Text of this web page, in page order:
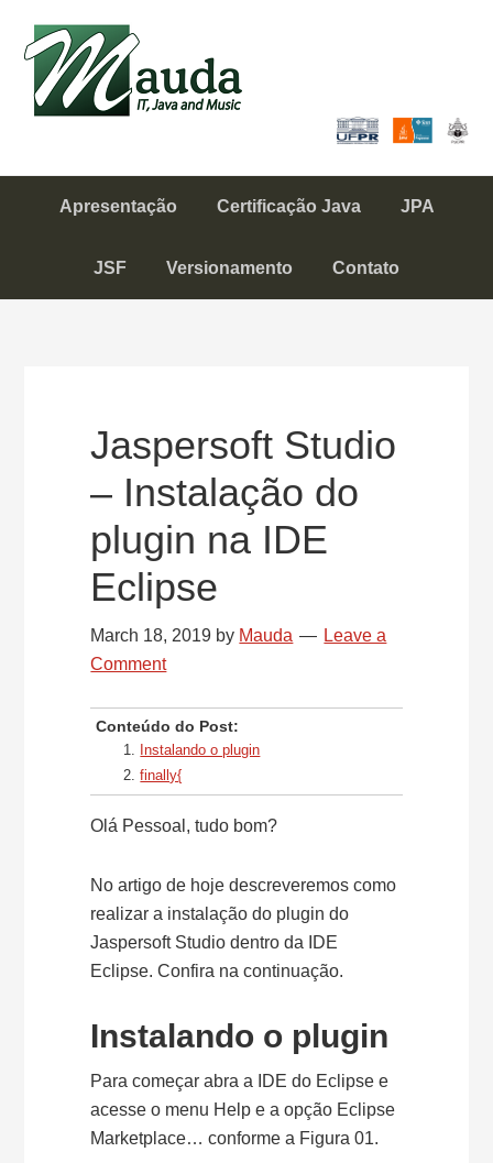
primary
navigation
content
Mauda
IT, Java and Music
Apresentação Certificação Java JPA
JSF Versionamento Contato
Jaspersoft Studio
– Instalação do
plugin na IDE
Eclipse
March 18, 2019 by Mauda
Leave a
Comment
Conteúdo do Post:
Instalando o plugin
finally{
Olá Pessoal, tudo bom?
No artigo de hoje descreveremos como
realizar a instalação do plugin do
Jaspersoft Studio dentro da IDE
Eclipse. Confira na continuação.
Instalando o plugin
Para começar abra a IDE do Eclipse e
acesse o menu Help e a opção Eclipse
Marketplace… conforme a Figura 01.